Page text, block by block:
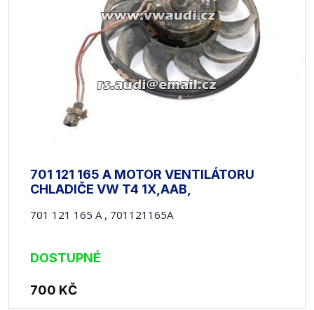
701 121 165 A MOTOR VENTILÁTORU
CHLADIČE VW T4 1X,AAB,
701 121 165 A , 701121165A
DOSTUPNÉ
700 KČ